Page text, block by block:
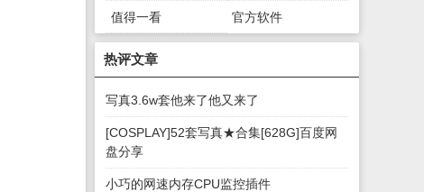
值得一看
绿色软件
官方软件
热评文章
写真3.6w套他来了他又来了
[COSPLAY]52套写真★合集[628G]百度网
盘分享
小巧的网速内存CPU监控插件